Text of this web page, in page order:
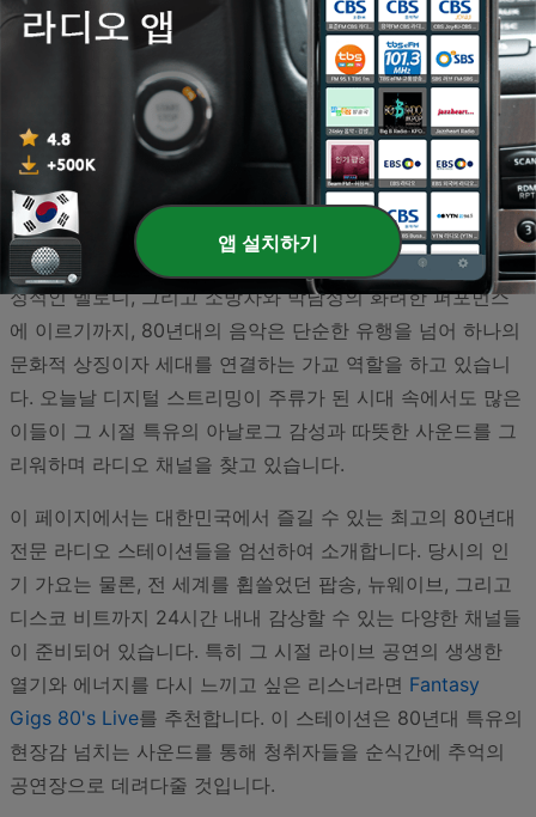
1980년대는 대한민국 대중음악의 황금기로 기억됩니다. 이
시기는 발라드, 댄스, 록, 그리고 초기 팝 스타일의 가요에 이
르기까지 다양한 장르가 꽃을 피웠던 시대로, 지금까지도 전
세대를 아우르는 깊은 향수와 감동을 선사하고 있습니다. 조
용필의 폭발적인 가창력부터 유재하와 이문세가 들려주던 서
정적인 멜로디, 그리고 소방차와 박남정의 화려한 퍼포먼스
에 이르기까지, 80년대의 음악은 단순한 유행을 넘어 하나의
문화적 상징이자 세대를 연결하는 가교 역할을 하고 있습니
다. 오늘날 디지털 스트리밍이 주류가 된 시대 속에서도 많은
이들이 그 시절 특유의 아날로그 감성과 따뜻한 사운드를 그
리워하며 라디오 채널을 찾고 있습니다.
이 페이지에서는 대한민국에서 즐길 수 있는 최고의 80년대
전문 라디오 스테이션들을 엄선하여 소개합니다. 당시의 인
기 가요는 물론, 전 세계를 휩쓸었던 팝송, 뉴웨이브, 그리고
디스코 비트까지 24시간 내내 감상할 수 있는 다양한 채널들
이 준비되어 있습니다. 특히 그 시절 라이브 공연의 생생한
열기와 에너지를 다시 느끼고 싶은 리스너라면 Fantasy
Gigs 80's Live를 추천합니다. 이 스테이션은 80년대 특유의
현장감 넘치는 사운드를 통해 청취자들을 순식간에 추억의
공연장으로 데려다줄 것입니다.
앱 설치하기